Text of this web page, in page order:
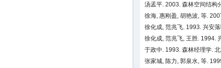
汤孟平. 2003. 森林空间结构
徐海, 惠刚盈, 胡艳波, 等.
徐化成, 范兆飞. 1993. 兴安
徐化成, 范兆飞, 王胜. 1994.
于政中. 1993. 森林经理学.
张家城, 陈力, 郭泉水, 等.